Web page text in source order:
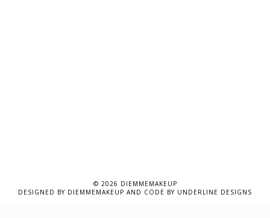
© 2026 DIEMMEMAKEUP
DESIGNED BY DIEMMEMAKEUP AND CODE BY UNDERLINE DESIGNS